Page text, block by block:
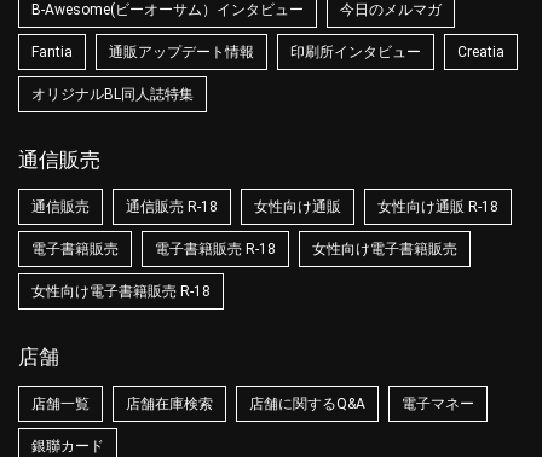
B-Awesome(ビーオーサム）インタビュー 今日のメルマガ
Fantia 通販アップデート情報 印刷所インタビュー Creatia
オリジナルBL同人誌特集
通信販売
通信販売 通信販売 R-18 女性向け通販 女性向け通販 R-18
電子書籍販売 電子書籍販売 R-18 女性向け電子書籍販売
女性向け電子書籍販売 R-18
店舗
店舗一覧 店舗在庫検索 店舗に関するQ&A 電子マネー
銀聯カード